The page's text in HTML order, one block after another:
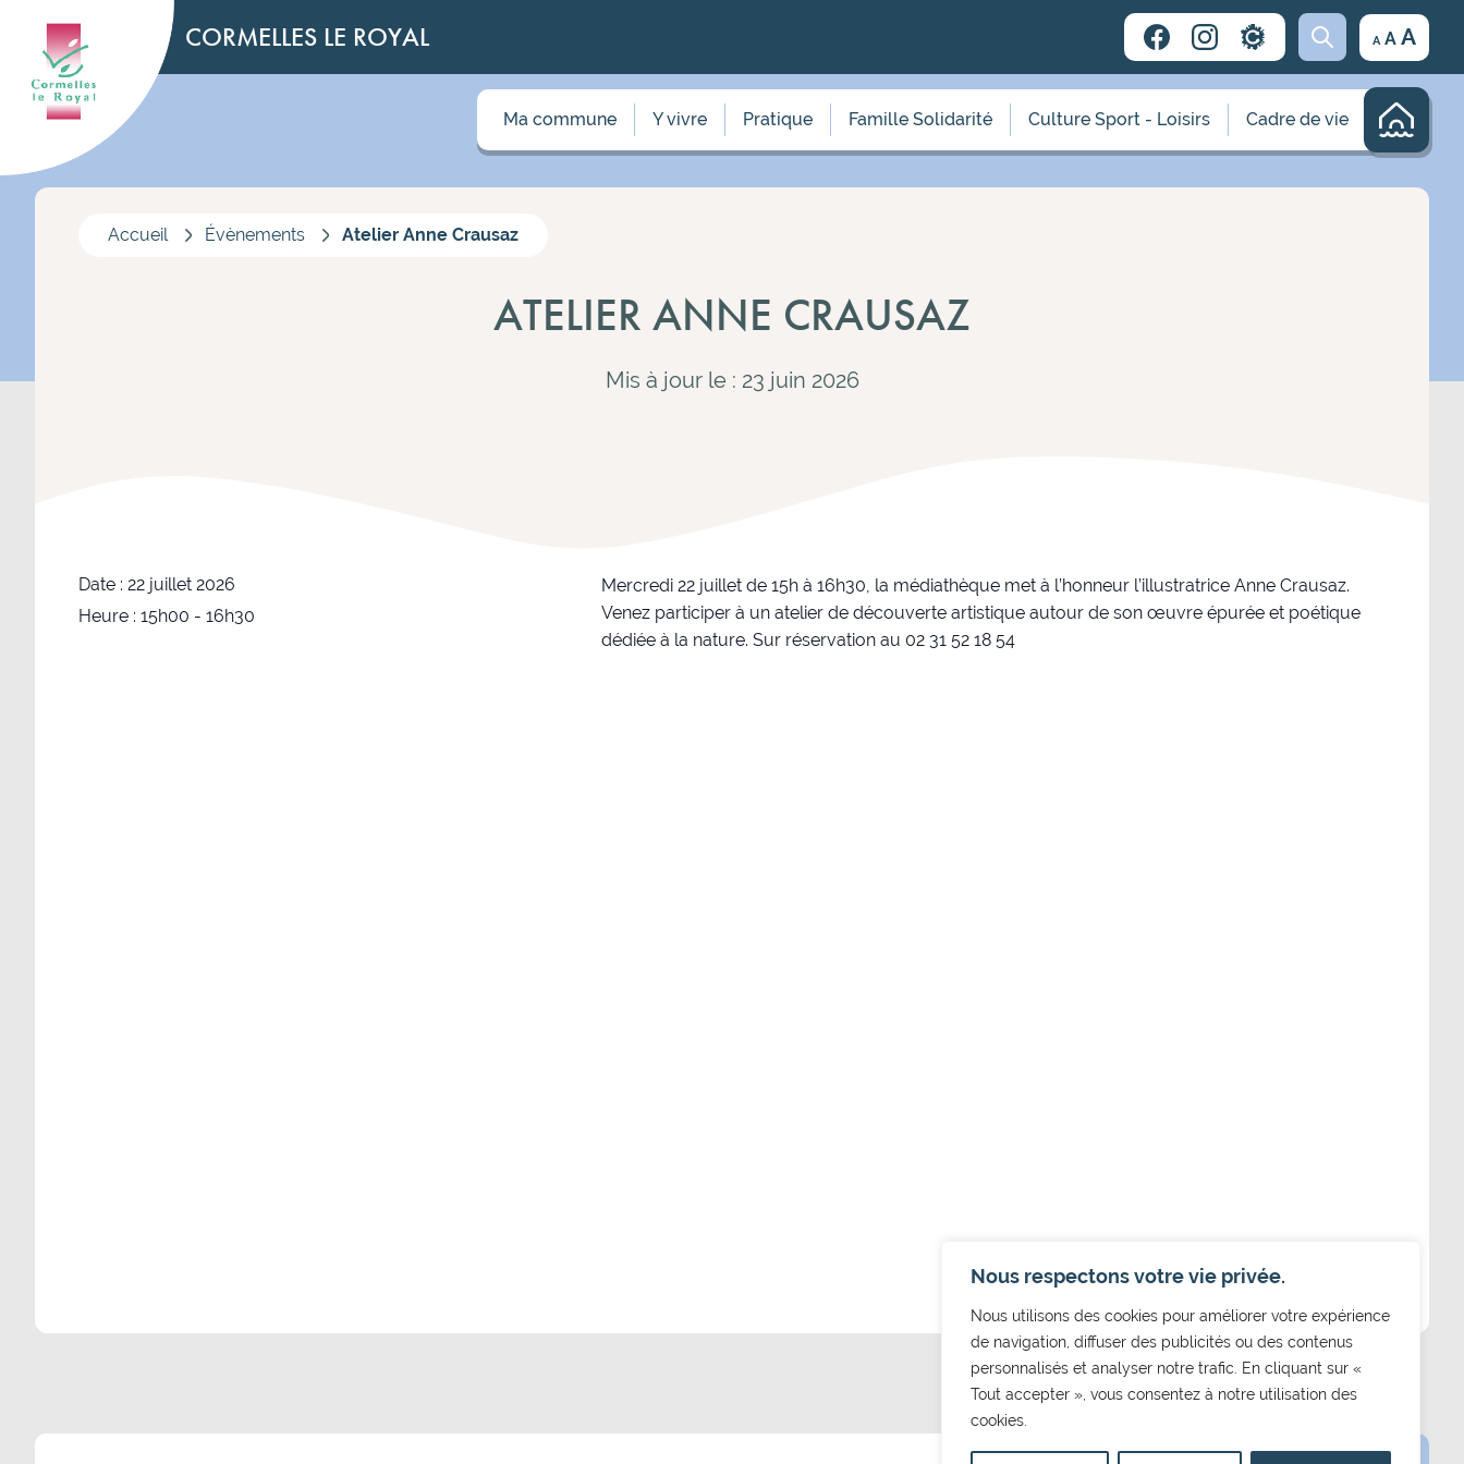
Nous respectons votre vie privée.
Nous utilisons des cookies pour améliorer votre expérience
de navigation, diffuser des publicités ou des contenus
personnalisés et analyser notre trafic. En cliquant sur «
Tout accepter », vous consentez à notre utilisation des
cookies.
CORMELLES LE ROYAL A
Decrease
font
size.
A Reset
font
size.
A
font
size.
Ma commune Y vivre Pratique Famille Solidarité Culture Sport - Loisirs Cadre de vie
Accueil Évènements Atelier Anne Crausaz
ATELIER ANNE CRAUSAZ
Mis à jour le : 23 juin 2026
Date : 22 juillet 2026
Heure : 15h00 - 16h30
Mercredi 22 juillet de 15h à 16h30, la médiathèque met à l’honneur l’illustratrice Anne Crausaz.
Venez participer à un atelier de découverte artistique autour de son œuvre épurée et poétique
dédiée à la nature. Sur réservation au 02 31 52 18 54